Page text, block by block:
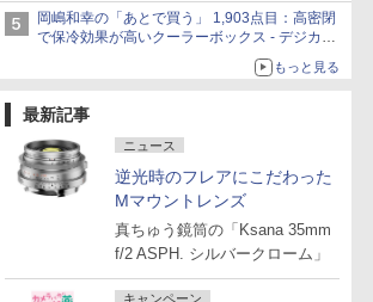
サーズへの期待と可能性
岡嶋和幸の「あとで買う」 1,903点目：高密閉
で保冷効果が高いクーラーボックス - デジカメ
もっと見る
最新記事
ニュース
逆光時のフレアにこだわった
Mマウントレンズ
真ちゅう鏡筒の「Ksana 35mm
f/2 ASPH. シルバークローム」
キャンペーン